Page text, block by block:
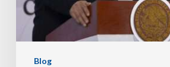
Blog
de
Aguas
desinformación